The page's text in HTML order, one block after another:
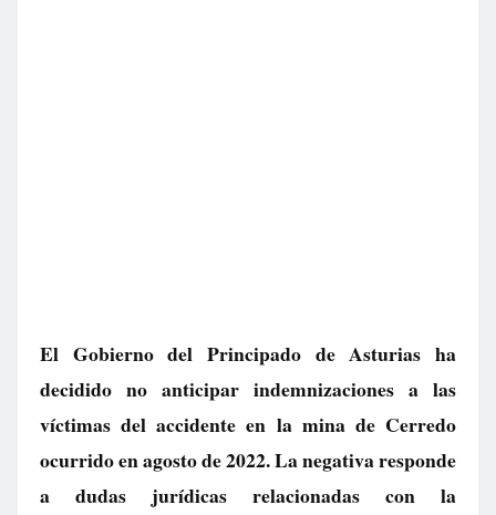
El Gobierno del Principado de Asturias ha
decidido no anticipar indemnizaciones a las
víctimas del accidente en la mina de Cerredo
ocurrido en agosto de 2022. La negativa responde
a dudas jurídicas relacionadas con la